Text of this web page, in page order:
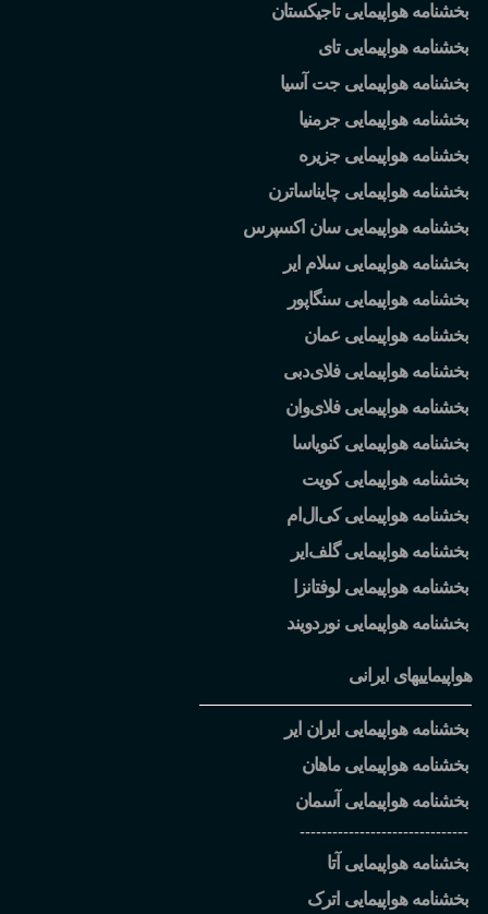
بخشنامه هواپیمایی تاجیکستان
بخشنامه هواپیمایی تای
بخشنامه هواپیمایی جت آسیا
بخشنامه هواپیمایی جرمنیا
بخشنامه هواپیمایی جزیره
بخشنامه هواپیمایی چایناساترن
بخشنامه هواپیمایی سان اکسپرس
بخشنامه هواپیمایی سلام ایر
بخشنامه هواپیمایی سنگاپور
بخشنامه هواپیمایی عمان
بخشنامه هواپیمایی فلایدبی
بخشنامه هواپیمایی فلایوان
بخشنامه هواپیمایی کنویاسا
بخشنامه هواپیمایی کویت
بخشنامه هواپیمایی کی ال ام
بخشنامه هواپیمایی گلف ایر
بخشنامه هواپیمایی لوفتانزا
بخشنامه هواپیمایی نوردویند
هواپیماییهای ایرانی
بخشنامه هواپیمایی ایران ایر
بخشنامه هواپیمایی ماهان
بخشنامه هواپیمایی آسمان
-------------------------------
بخشنامه هواپیمایی آتا
بخشنامه هواپیمایی اترک